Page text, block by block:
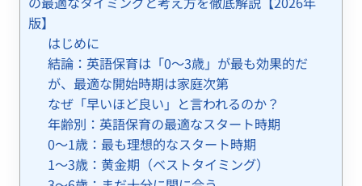
版】
はじめに
結論：英語保育は「0〜3歳」が最も効果的だ
が、最適な開始時期は家庭次第
なぜ「早いほど良い」と言われるのか？
年齢別：英語保育の最適なスタート時期
0〜1歳：最も理想的なスタート時期
1〜3歳：黄金期（ベストタイミング）